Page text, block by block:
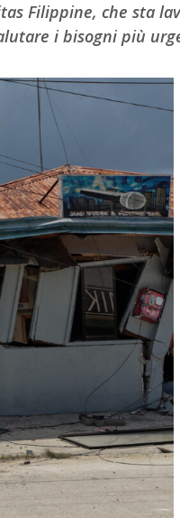
Filippine, che sta
i bisogni più